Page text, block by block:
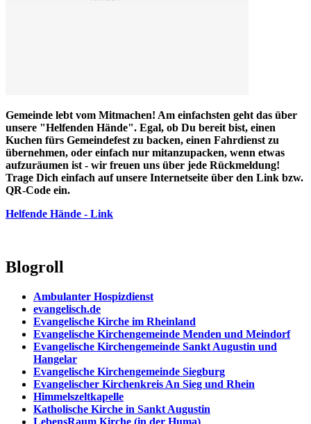
Gemeinde lebt vom Mitmachen! Am einfachsten geht das über
unsere "Helfenden Hände". Egal, ob Du bereit bist, einen
Kuchen fürs Gemeindefest zu backen, einen Fahrdienst zu
übernehmen, oder einfach nur mitanzupacken, wenn etwas
aufzuräumen ist - wir freuen uns über jede Rückmeldung!
Trage Dich einfach auf unsere Internetseite über den Link bzw.
QR-Code ein.
Helfende Hände - Link
Blogroll
Ambulanter Hospizdienst
evangelisch.de
Evangelische Kirche im Rheinland
Evangelische Kirchengemeinde Menden und Meindorf
Evangelische Kirchengemeinde Sankt Augustin und
Hangelar
Evangelische Kirchengemeinde Siegburg
Evangelischer Kirchenkreis An Sieg und Rhein
Himmelszeltkapelle
Katholische Kirche in Sankt Augustin
LebensRaum Kirche (in der Huma)